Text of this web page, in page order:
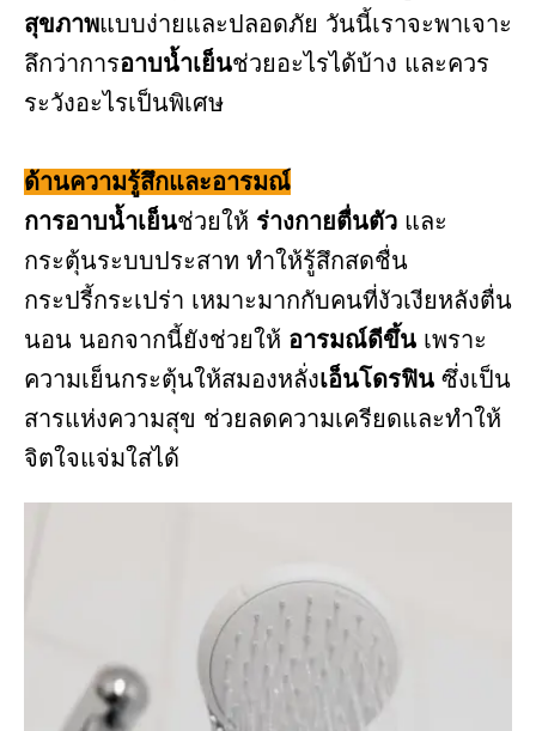
สุขภาพแบบง่ายและปลอดภัย วันนี้เราจะพาเจาะ
ลึกว่าการอาบน้ำเย็นช่วยอะไรได้บ้าง และควร
ระวังอะไรเป็นพิเศษ
ด้านความรู้สึกและอารมณ์
การอาบน้ำเย็นช่วยให้ ร่างกายตื่นตัว และ
กระตุ้นระบบประสาท ทำให้รู้สึกสดชื่น
กระปรี้กระเปร่า เหมาะมากกับคนที่งัวเงียหลังตื่น
นอน นอกจากนี้ยังช่วยให้ อารมณ์ดีขึ้น เพราะ
ความเย็นกระตุ้นให้สมองหลั่งเอ็นโดรฟิน ซึ่งเป็น
สารแห่งความสุข ช่วยลดความเครียดและทำให้
จิตใจแจ่มใสได้